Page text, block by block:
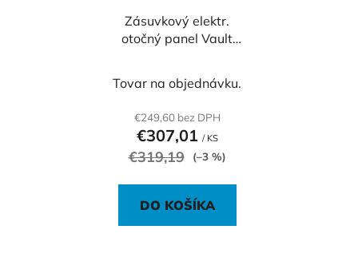
Zásuvkový elektr.
otočný panel Vault
Tovar na objednávku.
€249,60 bez DPH
€307,01 / KS
€319,19 (–3 %)
DO KOŠÍKA